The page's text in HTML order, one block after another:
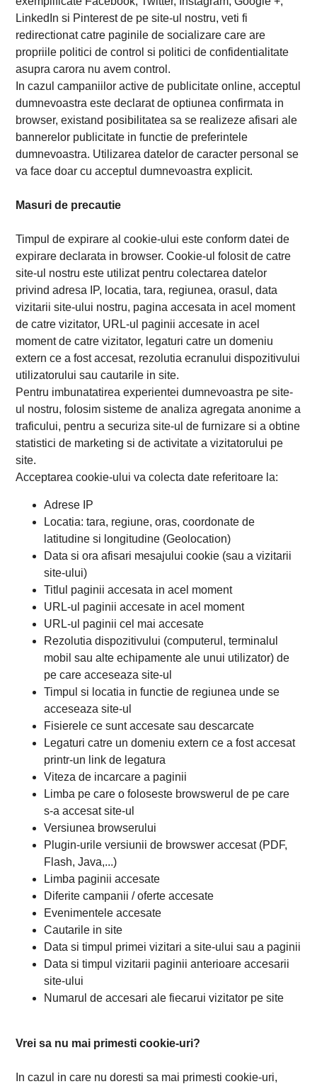
LinkedIn si Pinterest de pe site-ul nostru, veti fi
redirectionat catre paginile de socializare care are
propriile politici de control si politici de confidentialitate
asupra carora nu avem control.
In cazul campaniilor active de publicitate online, acceptul
dumnevoastra este declarat de optiunea confirmata in
browser, existand posibilitatea sa se realizeze afisari ale
bannerelor publicitate in functie de preferintele
dumnevoastra. Utilizarea datelor de caracter personal se
va face doar cu acceptul dumnevoastra explicit.
Masuri de precautie
Timpul de expirare al cookie-ului este conform datei de
expirare declarata in browser. Cookie-ul folosit de catre
site-ul nostru este utilizat pentru colectarea datelor
privind adresa IP, locatia, tara, regiunea, orasul, data
vizitarii site-ului nostru, pagina accesata in acel moment
de catre vizitator, URL-ul paginii accesate in acel
moment de catre vizitator, legaturi catre un domeniu
extern ce a fost accesat, rezolutia ecranului dispozitivului
utilizatorului sau cautarile in site.
Pentru imbunatatirea experientei dumnevoastra pe site-
ul nostru, folosim sisteme de analiza agregata anonime a
traficului, pentru a securiza site-ul de furnizare si a obtine
statistici de marketing si de activitate a vizitatorului pe
site.
Acceptarea cookie-ului va colecta date referitoare la:
Adrese IP
Locatia: tara, regiune, oras, coordonate de
latitudine si longitudine (Geolocation)
Data si ora afisari mesajului cookie (sau a vizitarii
site-ului)
Titlul paginii accesata in acel moment
URL-ul paginii accesate in acel moment
URL-ul paginii cel mai accesate
Rezolutia dispozitivului (computerul, terminalul
mobil sau alte echipamente ale unui utilizator) de
pe care acceseaza site-ul
Timpul si locatia in functie de regiunea unde se
acceseaza site-ul
Fisierele ce sunt accesate sau descarcate
Legaturi catre un domeniu extern ce a fost accesat
printr-un link de legatura
Viteza de incarcare a paginii
Limba pe care o foloseste browswerul de pe care
s-a accesat site-ul
Versiunea browserului
Plugin-urile versiunii de browswer accesat (PDF,
Flash, Java,...)
Limba paginii accesate
Diferite campanii / oferte accesate
Evenimentele accesate
Cautarile in site
Data si timpul primei vizitari a site-ului sau a paginii
Data si timpul vizitarii paginii anterioare accesarii
site-ului
Numarul de accesari ale fiecarui vizitator pe site
Vrei sa nu mai primesti cookie-uri?
In cazul in care nu doresti sa mai primesti cookie-uri,